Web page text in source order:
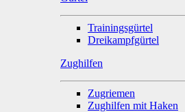
Trainingsgürtel
Dreikampfgürtel
Zughilfen
Zugriemen
Zughilfen mit Haken